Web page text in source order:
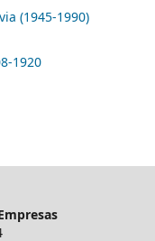
(1945-1990)
1920